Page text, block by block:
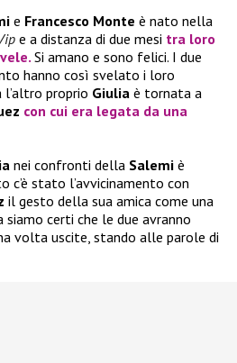
e Francesco Monte è nato nella
e a distanza di due mesi tra loro
Si amano e sono felici. I due
hanno così svelato i loro
proprio Giulia è tornata a
con cui era legata da una
nei confronti della Salemi è
c’è stato l’avvicinamento con
il gesto della sua amica come una
certi che le due avranno
volta uscite, stando alle parole di